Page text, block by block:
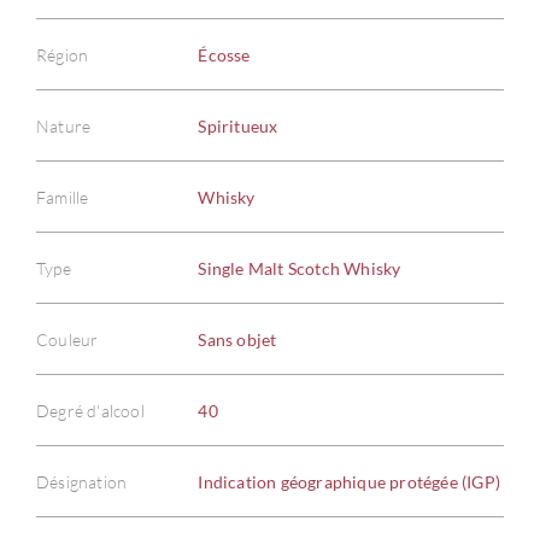
Région Écosse
Nature Spiritueux
Famille Whisky
Type Single Malt Scotch Whisky
Couleur Sans objet
Degré d'alcool 40
Désignation Indication géographique protégée (IGP)